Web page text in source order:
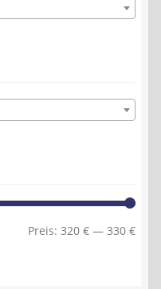
Min.
Max.
Preis: 320 € — 330 €